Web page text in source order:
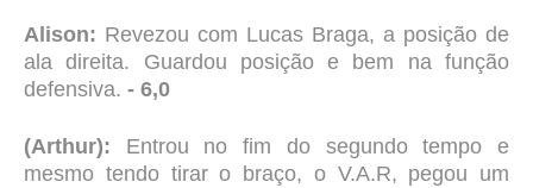
Alison: Revezou com Lucas Braga, a posição de
ala direita. Guardou posição e bem na função
defensiva. - 6,0
(Arthur): Entrou no fim do segundo tempo e
mesmo tendo tirar o braço, o V.A.R, pegou um